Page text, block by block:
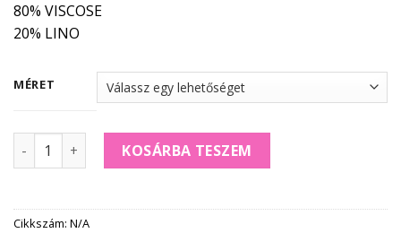
80% VISCOSE
20% LINO
MÉRET
CLAIRE flitteres JACKET mennyiség
KOSÁRBA TESZEM
Cikkszám: N/A